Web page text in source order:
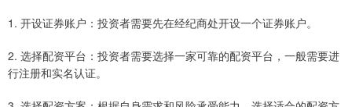
1. 开设证券账户：投资者需要先在经纪商处开设一个证券账户。
2. 选择配资平台：投资者需要选择一家可靠的配资平台，一般需要进
行注册和实名认证。